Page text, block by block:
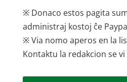
※ Donaco estos pagita
administraj kostoj ĉe
※ Via nomo aperos en la
Kontaktu la redakcion se